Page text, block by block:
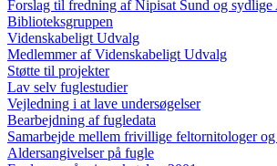
Forslag til fredning af Nipisat Sund og sydlige
Biblioteksgruppen
Videnskabeligt Udvalg
Medlemmer af Videnskabeligt Udvalg
Støtte til projekter
Lav selv fuglestudier
Vejledning i at lave undersøgelser
Bearbejdning af fugledata
Samarbejde mellem frivillige feltornitologer
Aldersangivelser på fugle